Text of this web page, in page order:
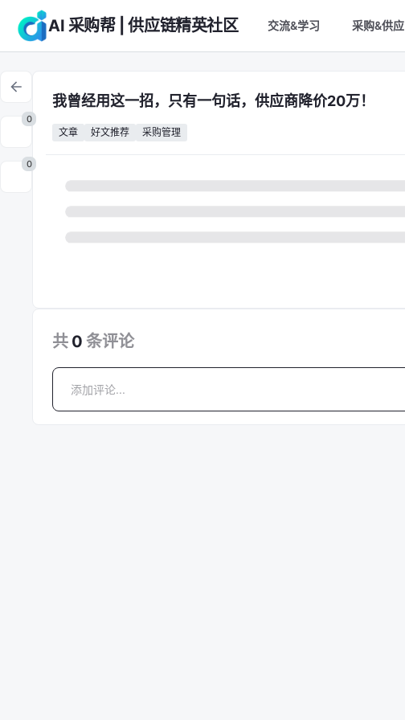
AI 采购帮 | 供应链精英社区 交流&学习 采购&供应
0
0
我曾经用这一招，只有一句话，供应商降价20万！
文章 好文推荐 采购管理
共 0 条评论